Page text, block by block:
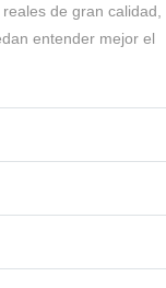
de gran calidad,
entender mejor el